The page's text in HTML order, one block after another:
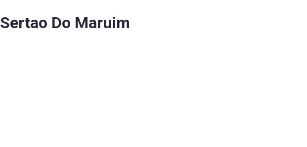
Sertao Do Maruim